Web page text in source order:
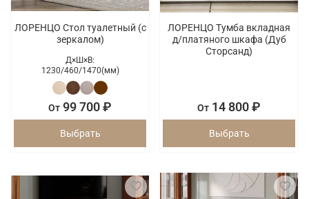
ЛОРЕНЦО Стол туалетный (с
зеркалом)
Д×Ш×В:
1230/460/1470(мм)
От 99 700 ₽
Выбрать
ЛОРЕНЦО Тумба вкладная
д/платяного шкафа (Дуб
Сторсанд)
От 14 800 ₽
Выбрать